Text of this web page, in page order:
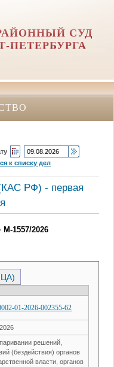
СУД
ПЕТЕРБУРГА
к списку дел
РФ) - первая
1557/2026
01-2026-002355-62
решений,
(бездействия) органов
власти, органов